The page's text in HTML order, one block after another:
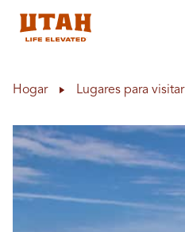
Hogar Lugares para visitar